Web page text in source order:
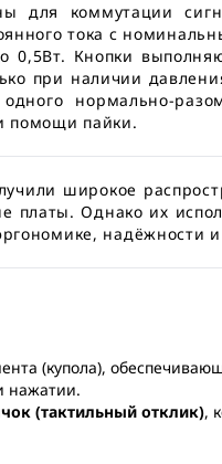
для коммутации
тока с
Кнопки
при наличии
нормально-
помощи пайки.
широкое
платы. Однако их
надёжности
(купола),
нажатии.
(тактильный отклик),